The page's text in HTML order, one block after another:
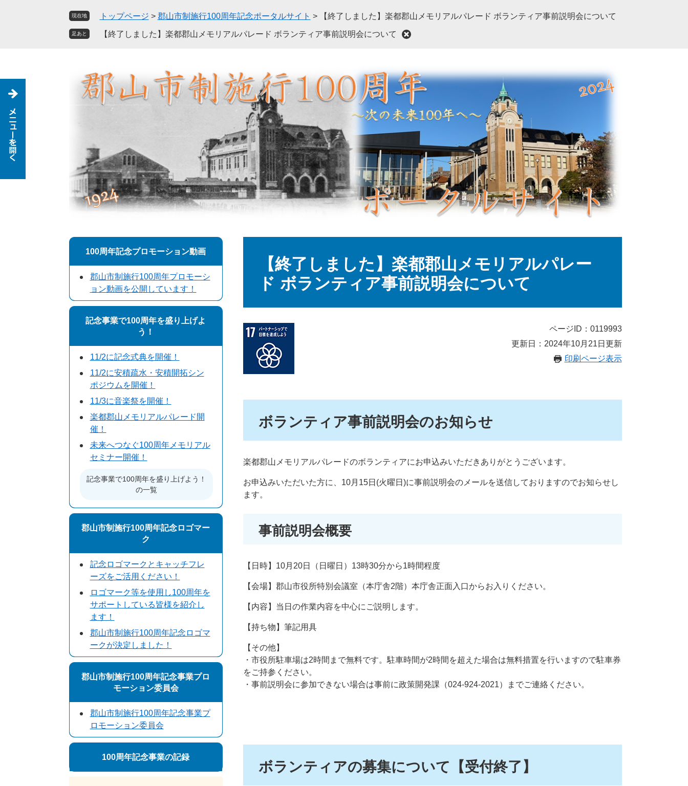
で
ば
現在地 トップページ > 郡山市制施行100周年記念ポータルサイト > 【終了しました】楽都郡山メモリアルパレード ボランティア事前説明会について
足あと 【終了しました】楽都郡山メモリアルパレード ボランティア事前説明会について
【終了しました】楽都郡山メモリアルパレー
ド ボランティア事前説明会について
ページID：0119993
更新日：2024年10月21日更新
印刷ページ表示
ボランティア事前説明会のお知らせ
楽都郡山メモリアルパレードのボランティアにお申込みいただきありがとうございます。
お申込みいただいた方に、10月15日(火曜日)に事前説明会のメールを送信しておりますのでお知らせし
ます。
事前説明会概要
【日時】10月20日（日曜日）13時30分から1時間程度
【会場】郡山市役所特別会議室（本庁舎2階）本庁舎正面入口からお入りください。
【内容】当日の作業内容を中心にご説明します。
【持ち物】筆記用具
【その他】
・市役所駐車場は2時間まで無料です。駐車時間が2時間を超えた場合は無料措置を行いますので駐車券
をご持参ください。
・事前説明会に参加できない場合は事前に政策開発課（024-924-2021）までご連絡ください。
ボランティアの募集について【受付終了】
100周年記念プロモーション動画
郡山市制施行100周年プロモーシ
ョン動画を公開しています！
記念事業で100周年を盛り上げよ
う！
11/2に記念式典を開催！
11/2に安積疏水・安積開拓シン
ポジウムを開催！
11/3に音楽祭を開催！
楽都郡山メモリアルパレード開
催！
未来へつなぐ100周年メモリアル
セミナー開催！
記念事業で100周年を盛り上げよう！
の一覧
郡山市制施行100周年記念ロゴマー
ク
記念ロゴマークとキャッチフレ
ーズをご活用ください！
ロゴマーク等を使用し100周年を
サポートしている皆様を紹介し
ます！
郡山市制施行100周年記念ロゴマ
ークが決定しました！
郡山市制施行100周年記念事業プロ
モーション委員会
郡山市制施行100周年記念事業プ
ロモーション委員会
100周年記念事業の記録